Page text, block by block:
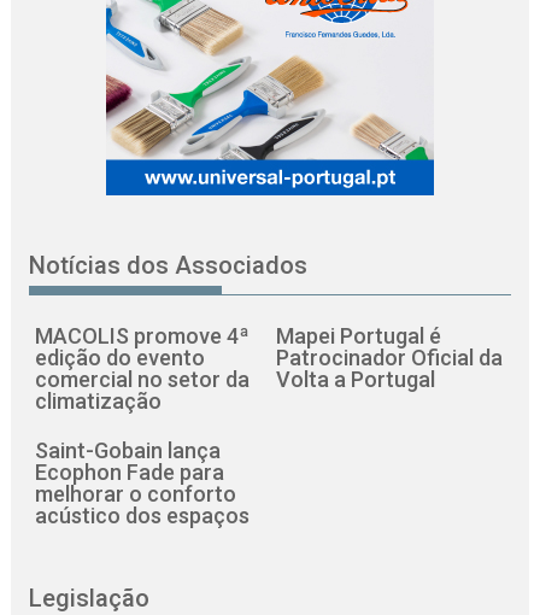
Notícias dos Associados
MACOLIS promove 4ª
edição do evento
comercial no setor da
climatização
Mapei Portugal é
Patrocinador Oficial da
Volta a Portugal
Saint-Gobain lança
Ecophon Fade para
melhorar o conforto
acústico dos espaços
Legislação